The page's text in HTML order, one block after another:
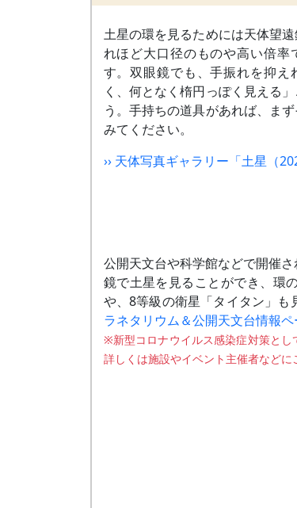
土星の環を見るためには天体望
れほど大口径のものや高い倍率
す。双眼鏡でも、手振れを抑え
く、何となく楕円っぽく見える
う。手持ちの道具があれば、ま
みてください。
›› 天体写真ギャラリー「土星（
公開天文台や科学館などで開催
鏡で土星を見ることができ、環
や、8等級の衛星「タイタン」も
ラネタリウム＆公開天文台情報ペ
※新型コロナウイルス感染症対策とし
詳しくは施設やイベント主催者などに